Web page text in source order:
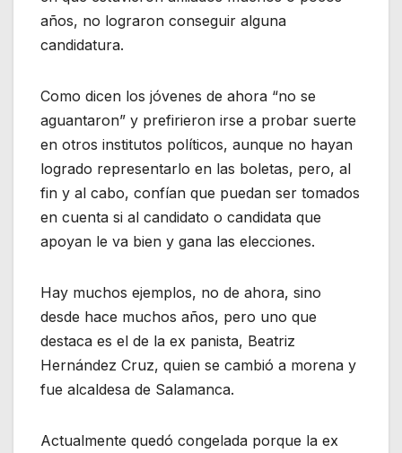
años, no lograron conseguir alguna
candidatura.
Como dicen los jóvenes de ahora “no se
aguantaron” y prefirieron irse a probar suerte
en otros institutos políticos, aunque no hayan
logrado representarlo en las boletas, pero, al
fin y al cabo, confían que puedan ser tomados
en cuenta si al candidato o candidata que
apoyan le va bien y gana las elecciones.
Hay muchos ejemplos, no de ahora, sino
desde hace muchos años, pero uno que
destaca es el de la ex panista, Beatriz
Hernández Cruz, quien se cambió a morena y
fue alcaldesa de Salamanca.
Actualmente quedó congelada porque la ex